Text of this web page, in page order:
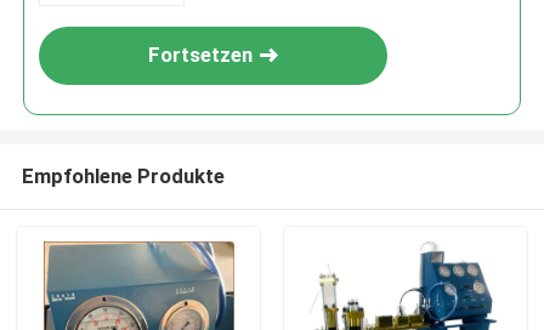
Fortsetzen
Empfohlene Produkte